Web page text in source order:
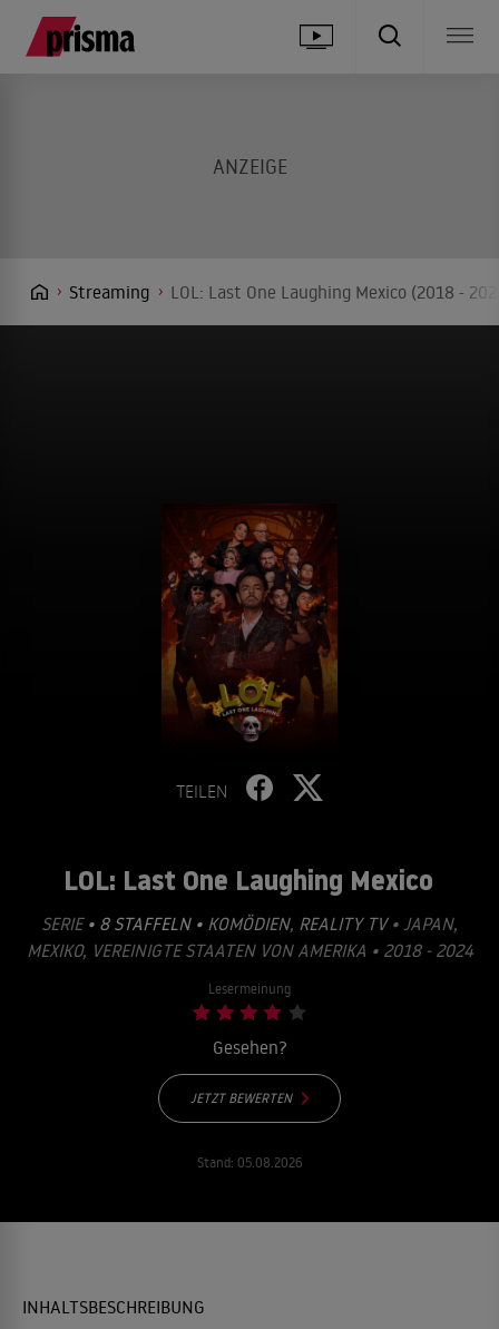
Streaming LOL: Last One Laughing Mexico (2018 -
TEILEN
LOL: Last One Laughing Mexico
SERIE • 8 STAFFELN • KOMÖDIEN, REALITY TV• JAPAN,
MEXIKO, VEREINIGTE STAATEN VON AMERIKA • 2018 - 2024
Lesermeinung
Gesehen?
JETZT BEWERTEN
Stand: 05.08.2026
INHALTSBESCHREIBUNG